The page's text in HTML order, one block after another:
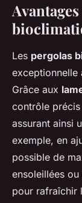
Les pergolas
exceptionnelle
Grâce aux
contrôle
assurant ainsi
exemple, en
possible de
ensoleillées
pour rafraîchir